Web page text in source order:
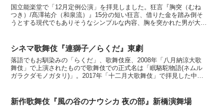
国立能楽堂で「12月定例公演」を拝見しました。狂言『胸突（むね
つき）/髙澤祐介（和泉流）』15分の短い狂言、借りた金を踏み倒そ
うとする現代でもありそうなシンプルな内容、胸を突かれた男が大袈
シネマ歌舞伎『連獅子／らくだ』東劇
落語でもお馴染みの「らくだ」、歌舞伎座、2008年「八月納涼大歌
舞伎」で上演されたもので歌舞伎での正式名は「眠駱駝物語(ネムル
ガラクダモノガタリ)」。2017年「十二月大歌舞伎」で拝見した中車
新作歌舞伎『風の谷のナウシカ 夜の部』新橋演舞場